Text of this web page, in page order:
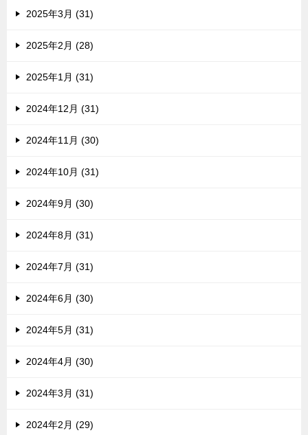
2025年3月 (31)
2025年2月 (28)
2025年1月 (31)
2024年12月 (31)
2024年11月 (30)
2024年10月 (31)
2024年9月 (30)
2024年8月 (31)
2024年7月 (31)
2024年6月 (30)
2024年5月 (31)
2024年4月 (30)
2024年3月 (31)
2024年2月 (29)